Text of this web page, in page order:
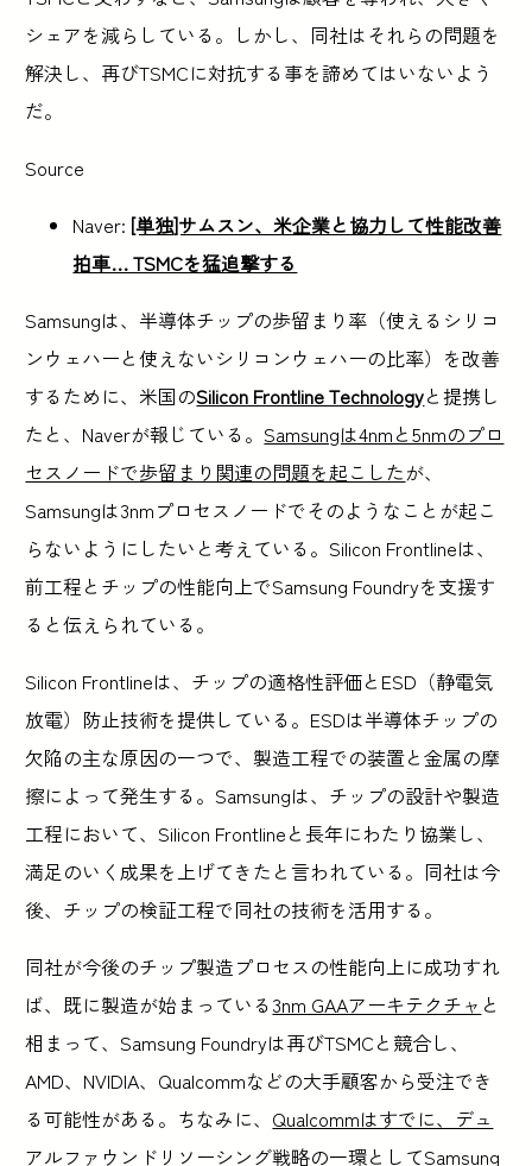
シェアを減らしている。しかし、同社はそれらの問題を
解決し、再びTSMCに対抗する事を諦めてはいないよう
だ。
Source
Naver: [単独]サムスン、米企業と協力して性能改善
拍車… TSMCを猛追撃する
Samsungは、半導体チップの歩留まり率（使えるシリコ
ンウェハーと使えないシリコンウェハーの比率）を改善
するために、米国のSilicon Frontline Technologyと提携し
たと、Naverが報じている。Samsungは4nmと5nmのプロ
セスノードで歩留まり関連の問題を起こしたが、
Samsungは3nmプロセスノードでそのようなことが起こ
らないようにしたいと考えている。Silicon Frontlineは、
前工程とチップの性能向上でSamsung Foundryを支援す
ると伝えられている。
Silicon Frontlineは、チップの適格性評価とESD（静電気
放電）防止技術を提供している。ESDは半導体チップの
欠陥の主な原因の一つで、製造工程での装置と金属の摩
擦によって発生する。Samsungは、チップの設計や製造
工程において、Silicon Frontlineと長年にわたり協業し、
満足のいく成果を上げてきたと言われている。同社は今
後、チップの検証工程で同社の技術を活用する。
同社が今後のチップ製造プロセスの性能向上に成功すれ
ば、既に製造が始まっている3nm GAAアーキテクチャ と
相まって、Samsung Foundryは再びTSMCと競合し、
AMD、NVIDIA、Qualcommなどの大手顧客から受注でき
る可能性がある。ちなみに、 Qualcommはすでに、デュ
アルファウンドリソーシング戦略の一環としてSamsung